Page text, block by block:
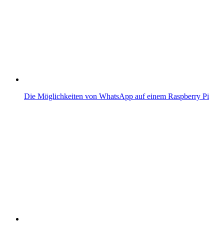
Die Möglichkeiten von WhatsApp auf einem Raspberry Pi